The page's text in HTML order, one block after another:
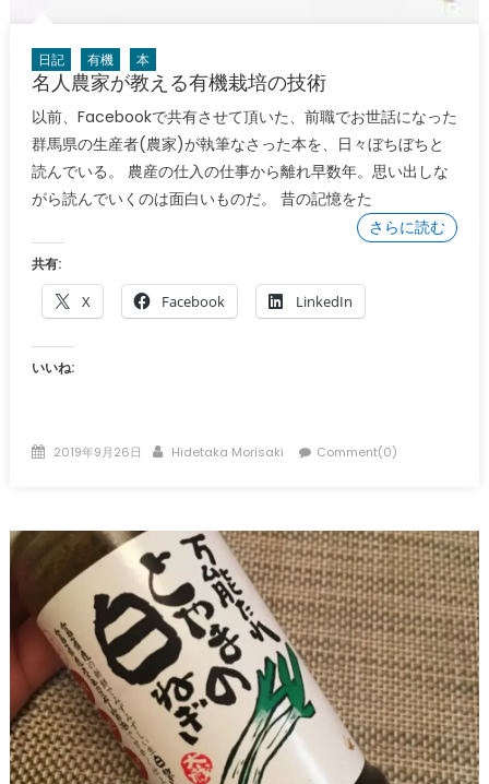
日記 有機 本
名人農家が教える有機栽培の技術
以前、Facebookで共有させて頂いた、前職でお世話になった
群馬県の生産者(農家)が執筆なさった本を、日々ぼちぼちと
読んでいる。 農産の仕入の仕事から離れ早数年。思い出しな
がら読んでいくのは面白いものだ。 昔の記憶をた
さらに読む
共有:
X Facebook LinkedIn
いいね:
Posted
2019年9月26日 Author
Hidetaka Morisaki Comment(0)